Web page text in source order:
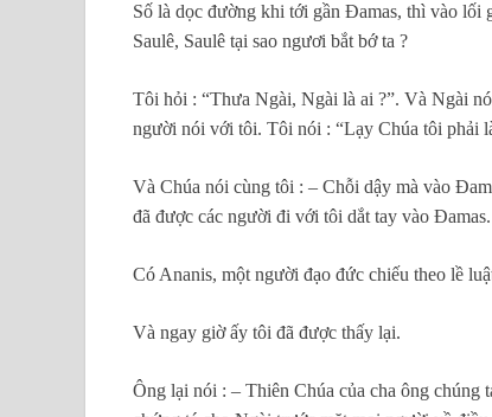
Số là dọc đường khi tới gần Đamas, thì vào lối
Saulê, Saulê tại sao ngươi bắt bớ ta ?
Tôi hỏi : “Thưa Ngài, Ngài là ai ?”. Và Ngài
người nói với tôi. Tôi nói : “Lạy Chúa tôi phải
Và Chúa nói cùng tôi : – Chỗi dậy mà vào
đã được các người đi với tôi dắt tay vào Đamas.
Có Ananis, một người đạo đức chiếu theo lề
Và ngay giờ ấy tôi đã được thấy lại.
Ông lại nói : – Thiên Chúa của cha ông chúng